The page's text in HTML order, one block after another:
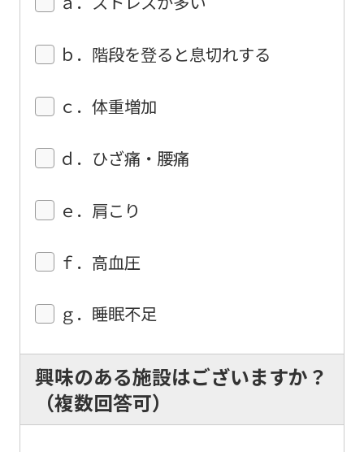
ｂ．階段を登ると息切れする
ｃ．体重増加
ｄ．ひざ痛・腰痛
ｅ．肩こり
ｆ．高血圧
ｇ．睡眠不足
興味のある施設はございますか？
（複数回答可）